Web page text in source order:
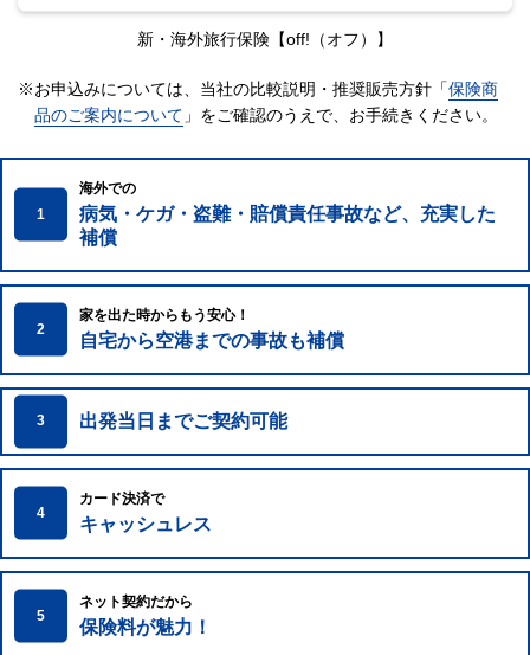
新・海外旅行保険 【off!（オフ）】
※お申込みについては、当社の比較説明・推奨販売方針「保険商
品のご案内について 」をご確認のうえで、 お手続きください。
1
海外での
病気・ケガ・盗難・賠償責任事故など、充実した
補償
2
家を出た時からもう安心！
自宅から空港までの事故も補償
3 出発当日までご契約可能
4
カード決済で
キャッシュレス
5
ネット契約だから
保険料が魅力！